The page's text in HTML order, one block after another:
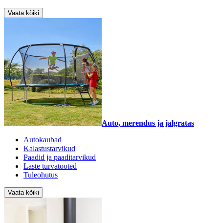
Vaata kõiki
Auto, merendus ja jalgratas
Autokaubad
Kalastustarvikud
Paadid ja paaditarvikud
Laste turvatooted
Tuleohutus
Vaata kõiki